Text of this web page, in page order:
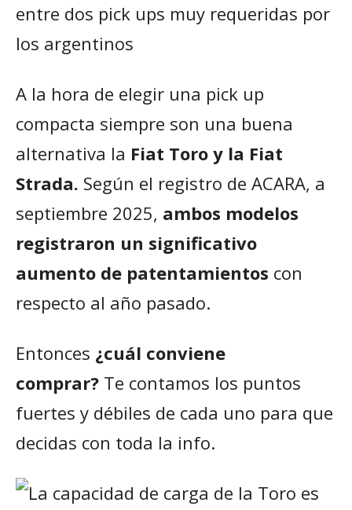
entre dos pick ups muy requeridas por
los argentinos
A la hora de elegir una pick up
compacta siempre son una buena
alternativa la Fiat Toro y la Fiat
Strada. Según el registro de ACARA, a
septiembre 2025, ambos modelos
registraron un significativo
aumento de patentamientos con
respecto al año pasado.
Entonces ¿cuál conviene
comprar? Te contamos los puntos
fuertes y débiles de cada uno para que
decidas con toda la info.